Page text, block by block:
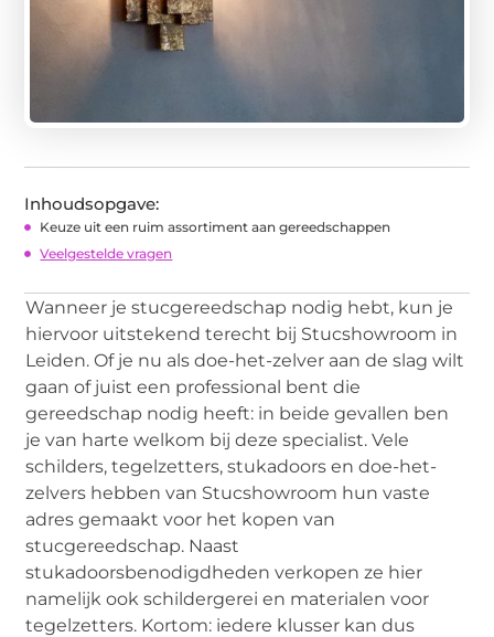
Inhoudsopgave:
Keuze uit een ruim assortiment aan gereedschappen
Veelgestelde vragen
Wanneer je stucgereedschap nodig hebt, kun je
hiervoor uitstekend terecht bij Stucshowroom in
Leiden. Of je nu als doe-het-zelver aan de slag wilt
gaan of juist een professional bent die
gereedschap nodig heeft: in beide gevallen ben
je van harte welkom bij deze specialist. Vele
schilders, tegelzetters, stukadoors en doe-het-
zelvers hebben van Stucshowroom hun vaste
adres gemaakt voor het kopen van
stucgereedschap. Naast
stukadoorsbenodigdheden verkopen ze hier
namelijk ook schildergerei en materialen voor
tegelzetters. Kortom: iedere klusser kan dus